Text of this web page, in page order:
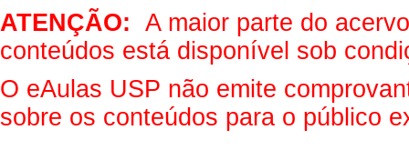
ATENÇÃO: A maior parte do
conteúdos está disponível sob
O eAulas USP não emite
sobre os conteúdos para o público